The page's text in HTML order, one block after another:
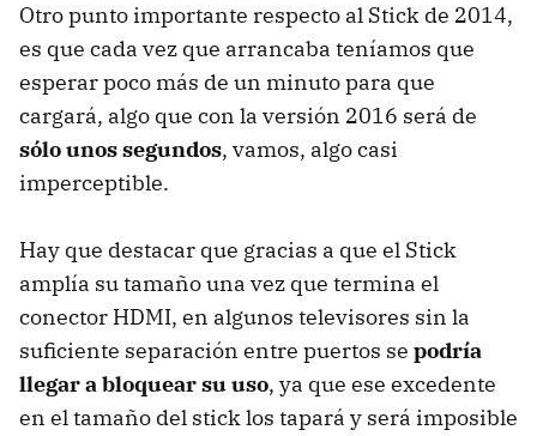
Otro punto importante respecto al Stick de 2014,
es que cada vez que arrancaba teníamos que
esperar poco más de un minuto para que
cargará, algo que con la versión 2016 será de
sólo unos segundos, vamos, algo casi
imperceptible.
Hay que destacar que gracias a que el Stick
amplía su tamaño una vez que termina el
conector HDMI, en algunos televisores sin la
suficiente separación entre puertos se podría
llegar a bloquear su uso, ya que ese excedente
en el tamaño del stick los tapará y será imposible